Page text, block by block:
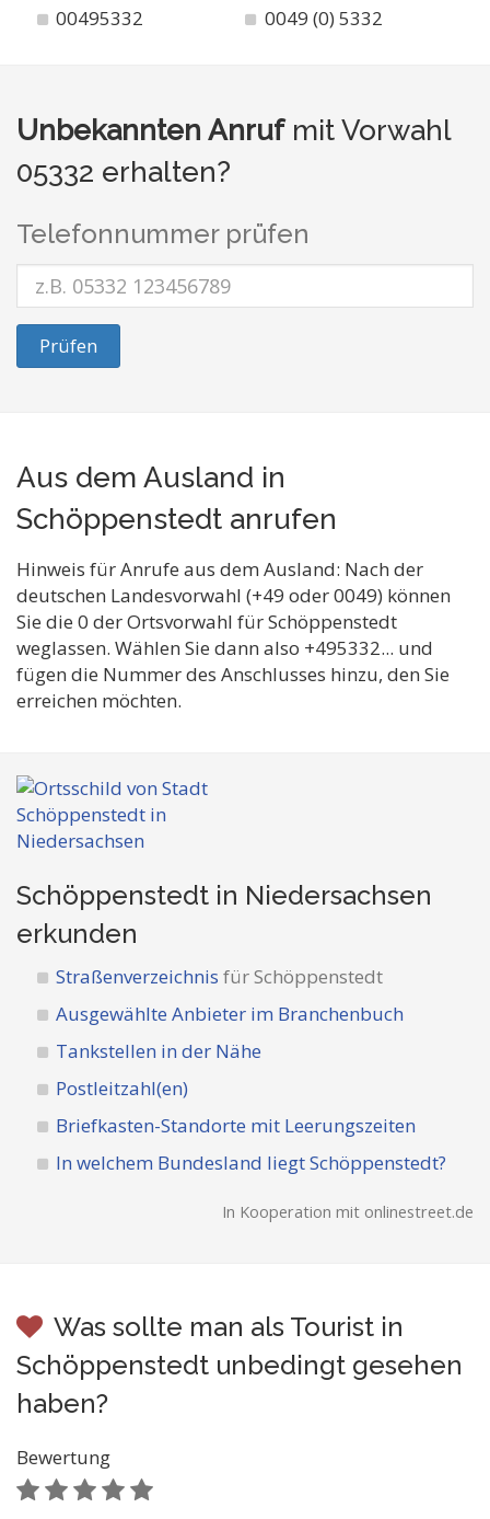
00495332 0049 (0) 5332
Unbekannten Anrufmit Vorwahl
05332 erhalten?
Telefonnummer prüfen
Prüfen
Aus dem Ausland in
Schöppenstedt anrufen
Hinweis für Anrufe aus dem Ausland: Nach der
deutschen Landesvorwahl (+49 oder 0049) können
Sie die 0 der Ortsvorwahl für Schöppenstedt
weglassen. Wählen Sie dann also +495332... und
fügen die Nummer des Anschlusses hinzu, den Sie
erreichen möchten.
Schöppenstedt in Niedersachsen
erkunden
Straßenverzeichnis für Schöppenstedt
Ausgewählte Anbieter im Branchenbuch
Tankstellen in der Nähe
Postleitzahl(en)
Briefkasten-Standorte mit Leerungszeiten
In welchem Bundesland liegt Schöppenstedt?
In Kooperation mit onlinestreet.de
Was sollte man als Tourist in
Schöppenstedt unbedingt gesehen
haben?
Bewertung